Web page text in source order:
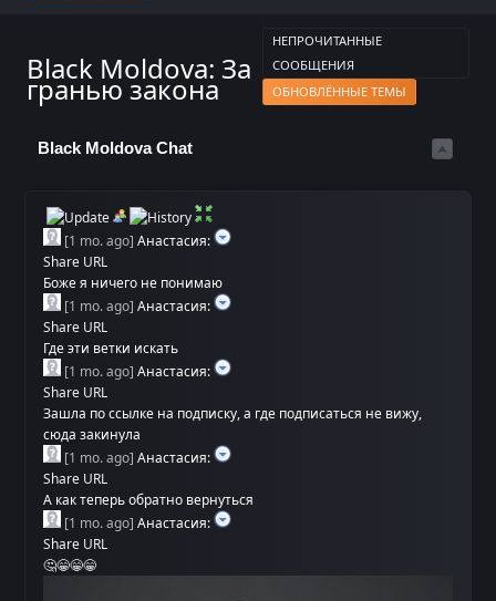
Black Moldova: За
гранью закона
НЕПРОЧИТАННЫЕ
СООБЩЕНИЯ
ОБНОВЛЁННЫЕ ТЕМЫ
Black Moldova Chat
[1 mo. ago] Анастасия:
Share URL
Боже я ничего не понимаю
[1 mo. ago] Анастасия:
Share URL
Где эти ветки искать
[1 mo. ago] Анастасия:
Share URL
Зашла по ссылке на подписку, а где подписаться не вижу,
сюда закинула
[1 mo. ago] Анастасия:
Share URL
А как теперь обратно вернуться
[1 mo. ago] Анастасия:
Share URL
🤔😁😁😁